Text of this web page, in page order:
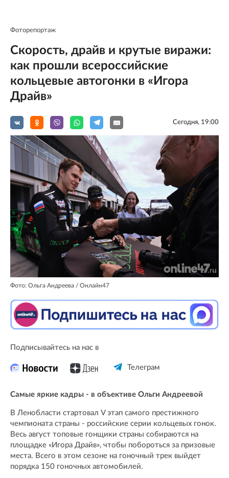
Фоторепортаж
Скорость, драйв и крутые виражи:
как прошли всероссийские
кольцевые автогонки в «Игора
Драйв»
Сегодня, 19:00
Фото: Ольга Андреева / Онлайн47
Подписывайтесь на нас в
Телеграм
Самые яркие кадры - в объективе Ольги Андреевой
В Ленобласти стартовал V этап самого престижного
чемпионата страны - российские серии кольцевых гонок.
Весь август топовые гонщики страны собираются на
площадке «Игора Драйв», чтобы побороться за призовые
места. Всего в этом сезоне на гоночный трек выйдет
порядка 150 гоночных автомобилей.